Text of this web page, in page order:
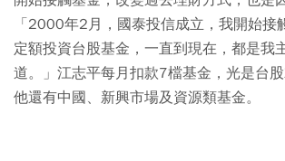
「2000年2月，國泰投信成立，我開始接
定額投資台股基金，一直到現在，都是我
道。」江志平每月扣款7檔基金，光是台
他還有中國、新興市場及資源類基金。